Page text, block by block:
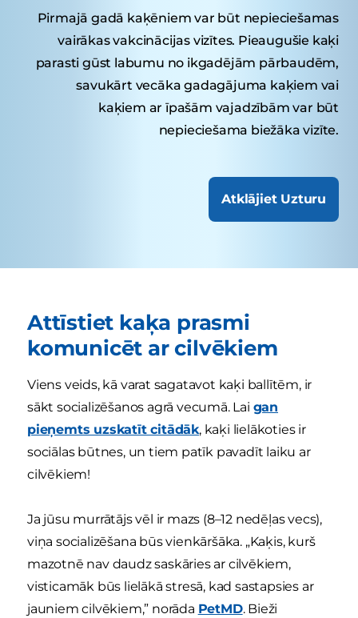
Pirmajā gadā kaķēniem var būt nepieciešamas
vairākas vakcinācijas vizītes. Pieaugušie kaķi
parasti gūst labumu no ikgadējām pārbaudēm,
savukārt vecāka gadagājuma kaķiem vai
kaķiem ar īpašām vajadzībām var būt
nepieciešama biežāka vizīte.
Atklājiet Uzturu
Attīstiet kaķa prasmi
komunicēt ar cilvēkiem
Viens veids, kā varat sagatavot kaķi ballītēm, ir
sākt socializēšanos agrā vecumā. Lai gan
pieņemts uzskatīt citādāk, kaķi lielākoties ir
sociālas būtnes, un tiem patīk pavadīt laiku ar
cilvēkiem!
Ja jūsu murrātājs vēl ir mazs (8–12 nedēļas vecs),
viņa socializēšana būs vienkāršāka. „Kaķis, kurš
mazotnē nav daudz saskāries ar cilvēkiem,
visticamāk būs lielākā stresā, kad sastapsies ar
jauniem cilvēkiem,” norāda PetMD. Bieži